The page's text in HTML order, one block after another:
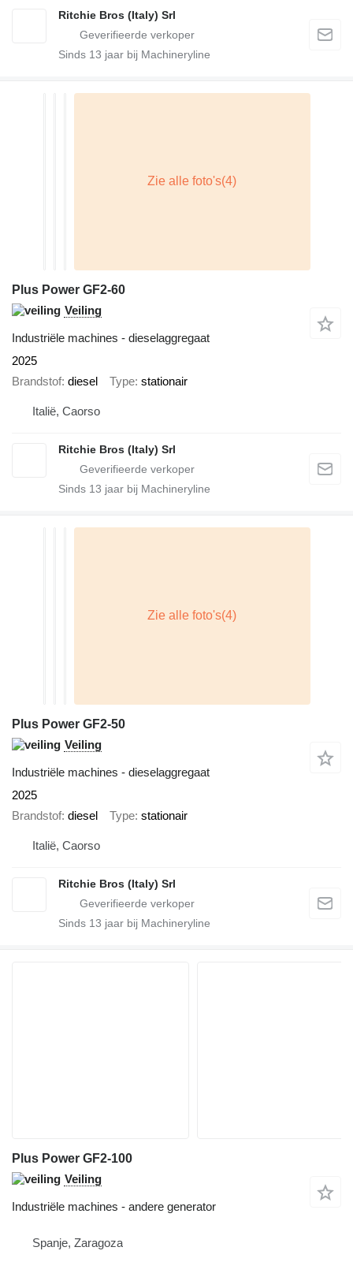
Ritchie Bros (Italy) Srl
Sinds 13 jaar bij Machineryline
Plus Power GF2-60
Veiling
Industriële machines - dieselaggregaat
2025
Brandstof diesel Type stationair
Italië, Caorso
Ritchie Bros (Italy) Srl
Sinds 13 jaar bij Machineryline
Plus Power GF2-50
Veiling
Industriële machines - dieselaggregaat
2025
Brandstof diesel Type stationair
Italië, Caorso
Ritchie Bros (Italy) Srl
Sinds 13 jaar bij Machineryline
Plus Power GF2-100
Veiling
Industriële machines - andere generator
Spanje, Zaragoza